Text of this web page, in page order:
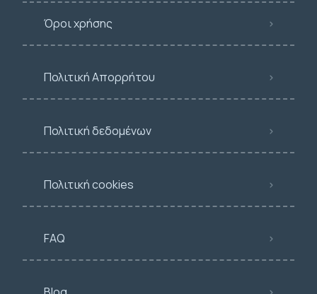
Όροι χρήσης
Πολιτική Απορρήτου
Πολιτική δεδομένων
Πολιτική cookies
FAQ